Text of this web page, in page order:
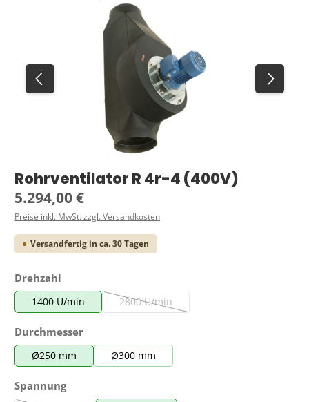
Bildergalerie überspringen
Rohrventilator R 4r-4 (400V)
Regulärer Preis:
5.294,00 €
Preise inkl. MwSt. zzgl. Versandkosten
Versandfertig in ca. 30 Tagen
Drehzahl
1400 U/min 2800 U/min
(Diese Option ist zurzeit nicht verfügbar.)
Durchmesserauswählen
Ø250 mm Ø300 mm
Spannungauswählen